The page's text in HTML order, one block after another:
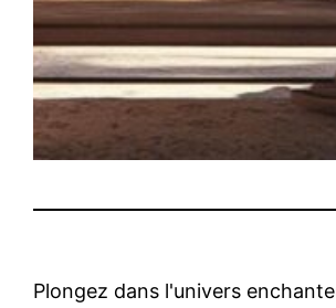
Plongez dans l'univers